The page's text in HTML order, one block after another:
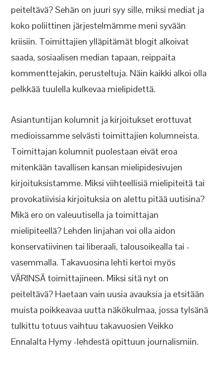
peiteltävä? Sehän on juuri syy sille, miksi mediat ja
koko poliittinen järjestelmämme meni syvään
kriisiin. Toimittajien ylläpitämät blogit alkoivat
saada, sosiaalisen median tapaan, reippaita
kommenttejakin, perusteltuja. Näin kaikki alkoi olla
pelkkää tuulella kulkevaa mielipidettä.
Asiantuntijan kolumnit ja kirjoitukset erottuvat
medioissamme selvästi toimittajien kolumneista.
Toimittajan kolumnit puolestaan eivät eroa
mitenkään tavallisen kansan mielipidesivujen
kirjoituksistamme. Miksi viihteellisiä mielipiteitä tai
provokatiivisia kirjoituksia on alettu pitää uutisina?
Mikä ero on valeuutisella ja toimittajan
mielipiteellä? Lehden linjahan voi olla aidon
konservatiivinen tai liberaali, talousoikealla tai -
vasemmalla. Takavuosina lehti kertoi myös
VÄRINSÄ toimittajineen. Miksi sitä nyt on
peiteltävä? Haetaan vain uusia avauksia ja etsitään
muista poikkeavaa uutta näkökulmaa, jossa tylsänä
tulkittu totuus vaihtuu takavuosien Veikko
Ennalalta Hymy -lehdestä opittuun journalismiin.